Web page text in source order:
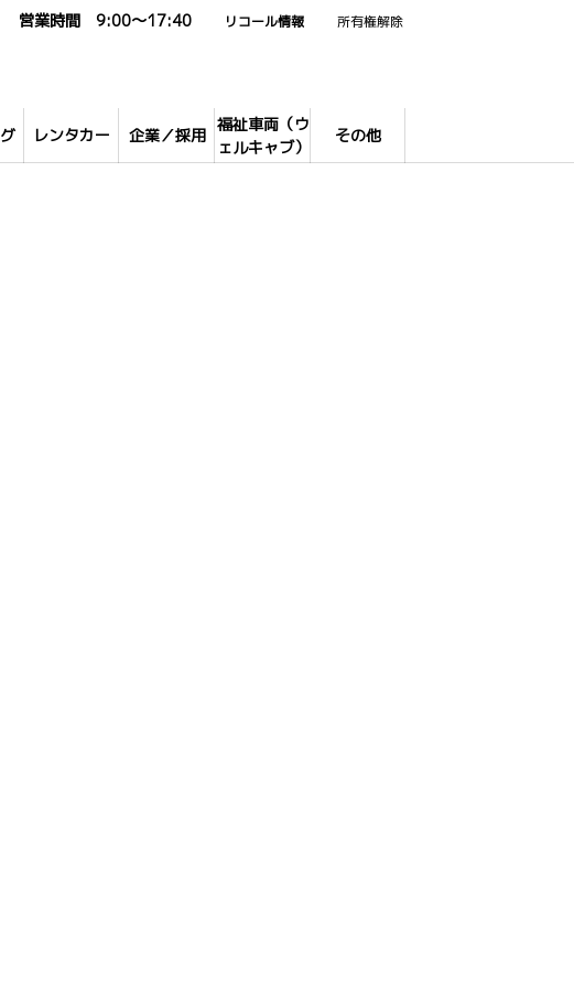
レンタカー 企業／採用
福祉車両（ウ
ェルキャブ）
その他
営業時間 9:00～17:40 リコール情報 所有権解除